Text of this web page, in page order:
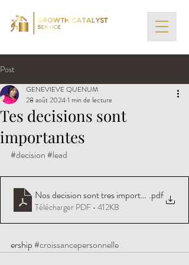
Post
Tes decisions sont
importantes
GENEVIEVE QUENUM
28 août 20241 min de lecture
#decision#lead
Nos decision sont tres importantes
.pdf
Télécharger PDF • 412KB
ership #croissancepersonnelle